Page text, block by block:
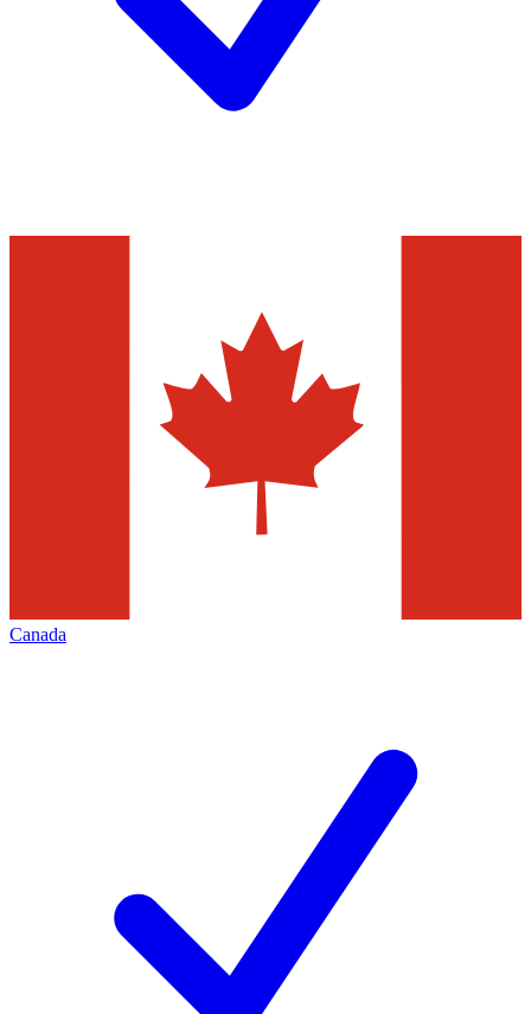
Canada